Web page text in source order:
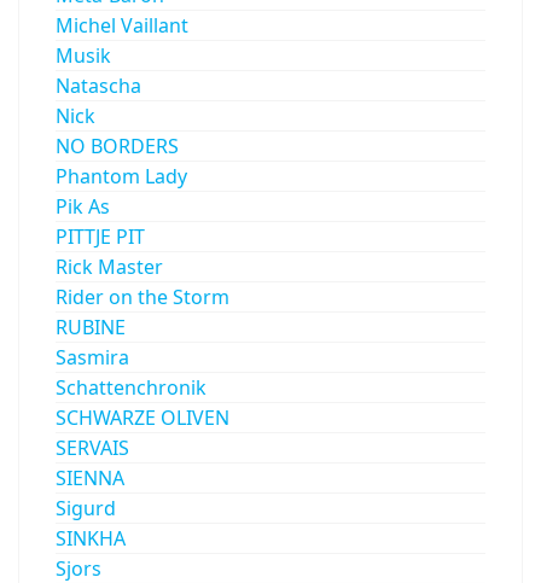
Michel Vaillant
Musik
Natascha
Nick
NO BORDERS
Phantom Lady
Pik As
PITTJE PIT
Rick Master
Rider on the Storm
RUBINE
Sasmira
Schattenchronik
SCHWARZE OLIVEN
SERVAIS
SIENNA
Sigurd
SINKHA
Sjors